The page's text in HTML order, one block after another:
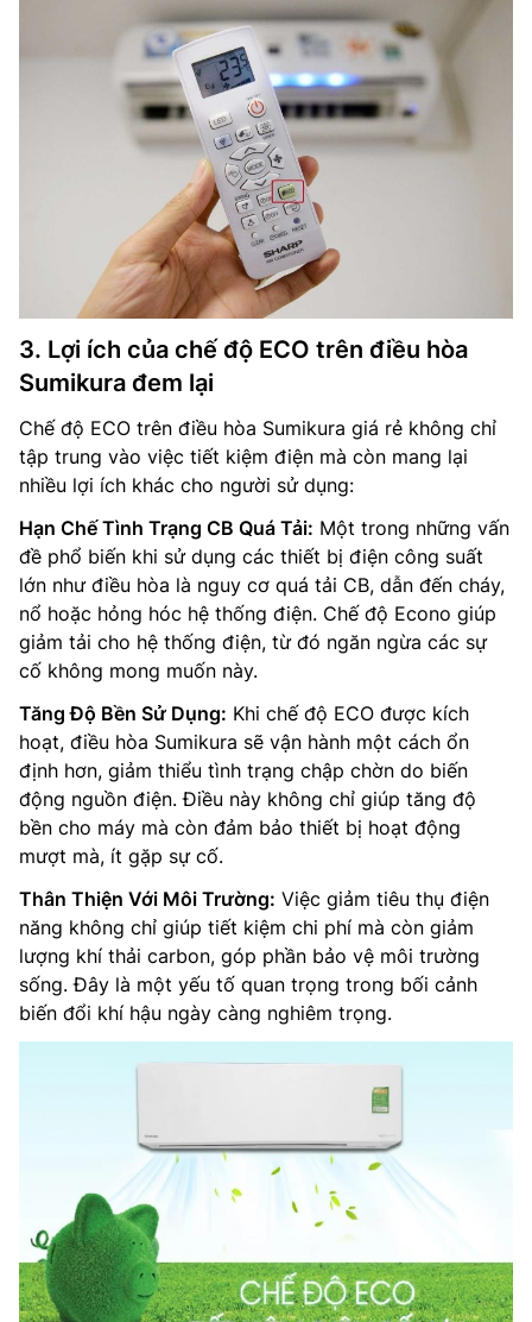
3. Lợi ích của chế độ ECO trên điều hòa
Sumikura đem lại
Chế độ ECO trên điều hòa Sumikura giá rẻ không chỉ
tập trung vào việc tiết kiệm điện mà còn mang lại
nhiều lợi ích khác cho người sử dụng:
Hạn Chế Tình Trạng CB Quá Tải: Một trong những vấn
đề phổ biến khi sử dụng các thiết bị điện công suất
lớn như điều hòa là nguy cơ quá tải CB, dẫn đến cháy,
nổ hoặc hỏng hóc hệ thống điện. Chế độ Econo giúp
giảm tải cho hệ thống điện, từ đó ngăn ngừa các sự
cố không mong muốn này.
Tăng Độ Bền Sử Dụng: Khi chế độ ECO được kích
hoạt, điều hòa Sumikura sẽ vận hành một cách ổn
định hơn, giảm thiểu tình trạng chập chờn do biến
động nguồn điện. Điều này không chỉ giúp tăng độ
bền cho máy mà còn đảm bảo thiết bị hoạt động
mượt mà, ít gặp sự cố.
Thân Thiện Với Môi Trường: Việc giảm tiêu thụ điện
năng không chỉ giúp tiết kiệm chi phí mà còn giảm
lượng khí thải carbon, góp phần bảo vệ môi trường
sống. Đây là một yếu tố quan trọng trong bối cảnh
biến đổi khí hậu ngày càng nghiêm trọng.